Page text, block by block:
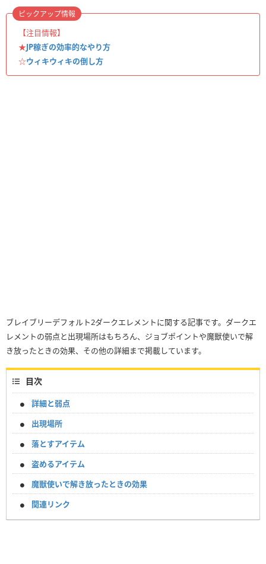
【注目情報】
★JP稼ぎの効率的なやり方
☆ウィキウィキの倒し方
ピックアップ情報
ブレイブリーデフォルト2ダークエレメントに関する記事です。ダークエ
レメントの弱点と出現場所はもちろん、ジョブポイントや魔獣使いで解
き放ったときの効果、その他の詳細まで掲載しています。
目次
詳細と弱点
出現場所
落とすアイテム
盗めるアイテム
魔獣使いで解き放ったときの効果
関連リンク